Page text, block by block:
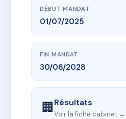
DÉBUT MANDAT
01/07/2025
FIN MANDAT
30/06/2028
🏢Résultats
Voir la fiche cabinet →